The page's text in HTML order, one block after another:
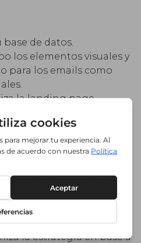
de datos.
los elementos visuales y
para los emails como
la landing page.
y comunicaciones en
pago en redes sociales
al lanzamiento.
la estrategia en base a